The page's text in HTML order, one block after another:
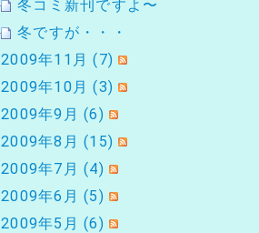
冬コミ新刊ですよ〜
冬ですが・・・
2009年11月 (7)
2009年10月 (3)
2009年9月 (6)
2009年8月 (15)
2009年7月 (4)
2009年6月 (5)
2009年5月 (6)